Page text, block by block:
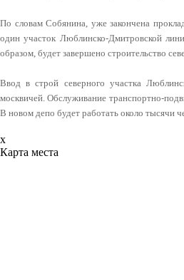
По словам Собянина, уже закончена
один участок Люблинско-Дмитровской
образом, будет завершено строительство
Ввод в строй северного участка
москвичей. Обслуживание транспортно-
В новом депо будет работать около тысячи
x
Карта места